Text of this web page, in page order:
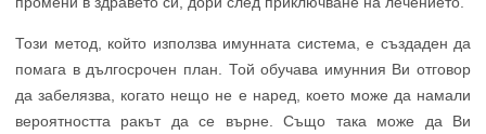
Този метод, който използва имунната система, е създаден да
помага в дългосрочен план. Той обучава имунния Ви отговор
да забелязва, когато нещо не е наред, което може да намали
вероятността ракът да се върне. Също така може да Ви